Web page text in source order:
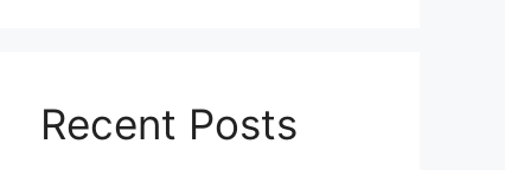
Recent Posts